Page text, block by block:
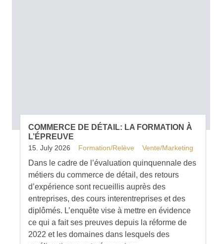
COMMERCE DE DÉTAIL: LA FORMATION À
L’ÉPREUVE
15. July 2026 Formation/Relève Vente/Marketing
Dans le cadre de l’évaluation quinquennale des
métiers du commerce de détail, des retours
d’expérience sont recueillis auprès des
entreprises, des cours interentreprises et des
diplômés. L’enquête vise à mettre en évidence
ce qui a fait ses preuves depuis la réforme de
2022 et les domaines dans lesquels des